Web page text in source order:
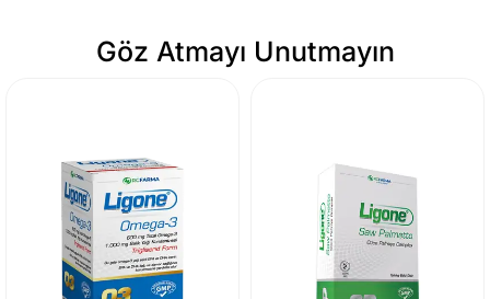
Göz Atmayı Unutmayın